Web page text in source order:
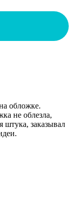
обложке.
не облезла,
штука, заказывал